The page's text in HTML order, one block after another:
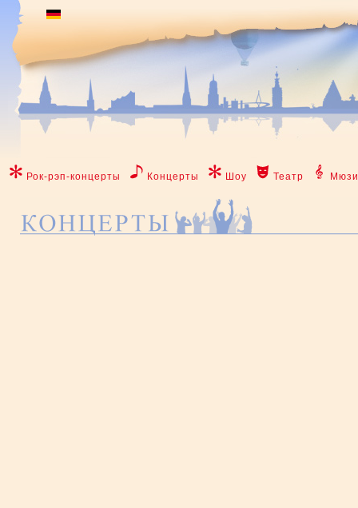
Рок-рэп-концерты Концерты Шоу Театр